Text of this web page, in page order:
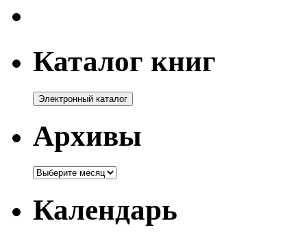
Каталог книг
Архивы
Архивы
Календарь